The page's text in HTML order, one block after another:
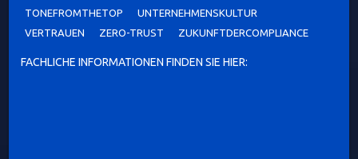
TONEFROMTHETOP
UNTERNEHMENSKULTUR
VERTRAUEN
ZERO-TRUST ZUKUNFTDERCOMPLIANCE
FACHLICHE INFORMATIONEN FINDEN SIE HIER: